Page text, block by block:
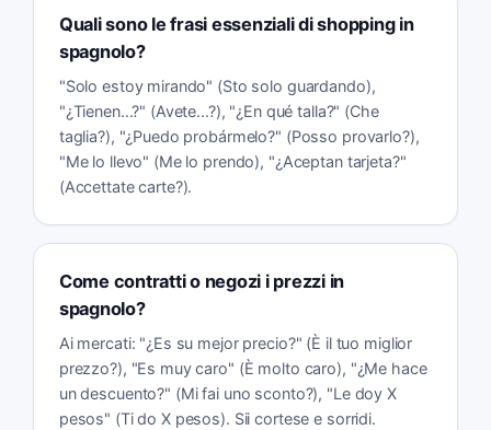
Quali sono le frasi essenziali di shopping in
spagnolo?
"Solo estoy mirando" (Sto solo guardando),
"¿Tienen...?" (Avete...?), "¿En qué talla?" (Che
taglia?), "¿Puedo probármelo?" (Posso provarlo?),
"Me lo llevo" (Me lo prendo), "¿Aceptan tarjeta?"
(Accettate carte?).
Come contratti o negozi i prezzi in
spagnolo?
Ai mercati: "¿Es su mejor precio?" (È il tuo miglior
prezzo?), "Es muy caro" (È molto caro), "¿Me hace
un descuento?" (Mi fai uno sconto?), "Le doy X
pesos" (Ti do X pesos). Sii cortese e sorridi.